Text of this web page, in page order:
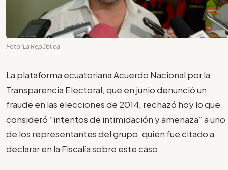
Foto: La República
La plataforma ecuatoriana Acuerdo Nacional por la
Transparencia Electoral, que en junio denunció un
fraude en las elecciones de 2014, rechazó hoy lo que
consideró “intentos de intimidación y amenaza” a uno
de los representantes del grupo, quien fue citado a
declarar en la Fiscalía sobre este caso.